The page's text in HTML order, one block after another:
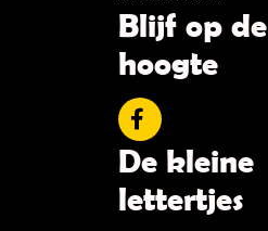
Blijf op de
hoogte
De kleine
lettertjes